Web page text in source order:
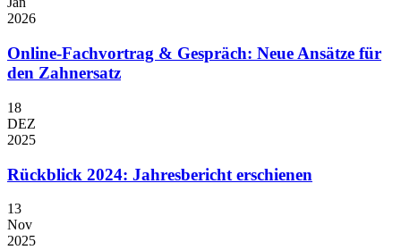
2026
Online-Fachvortrag & Gespräch: Neue Ansätze für
den Zahnersatz
18
DEZ
2025
Rückblick 2024: Jahresbericht erschienen
13
Nov
2025